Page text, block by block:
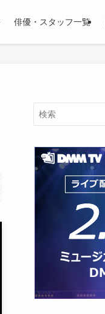
俳優・スタッフ一覧